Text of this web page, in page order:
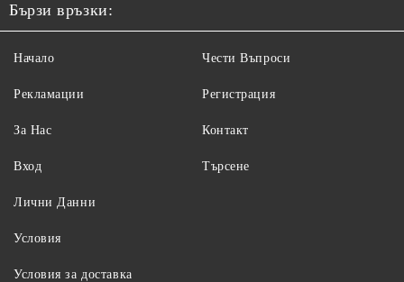
Бързи връзки:
Начало
Рекламации
За Нас
Вход
Чести Въпроси
Регистрация
Контакт
Търсене
Лични Данни
Условия
Условия за доставка